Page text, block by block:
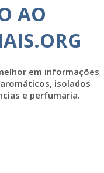
AO
em informações
isolados
e perfumaria.